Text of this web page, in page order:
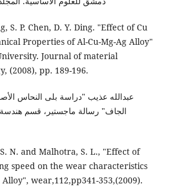
S. P. Chen, D. Y. Ding. "Effect of Cu
Properties of Al-Cu-Mg-Ag Alloy"
Journal of material
(2008), pp. 189-196.
الجاف" رسالة ماجستير، قسم هندسة
N. and Malhotra, S. L., "Effect of
speed on the wear characteristics
wear,112,pp341-353,(2009).